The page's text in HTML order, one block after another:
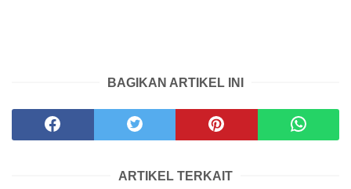
BAGIKAN ARTIKEL INI
ARTIKEL TERKAIT